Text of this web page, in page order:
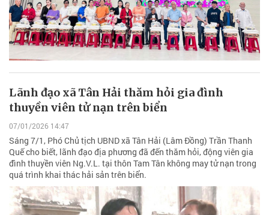
Lãnh đạo xã Tân Hải thăm hỏi gia đình
thuyền viên tử nạn trên biển
07/01/2026 14:47
Sáng 7/1, Phó Chủ tịch UBND xã Tân Hải (Lâm Đồng) Trần Thanh
Quế cho biết, lãnh đạo địa phương đã đến thăm hỏi, động viên gia
đình thuyền viên Ng.V.L. tại thôn Tam Tân không may tử nạn trong
quá trình khai thác hải sản trên biển.